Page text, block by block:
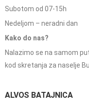
Subotom od 07-15h
Nedeljom – neradni dan
Kako do nas?
Nalazimo se na samom
kod skretanja za naselje
ALVOS BATAJNICA